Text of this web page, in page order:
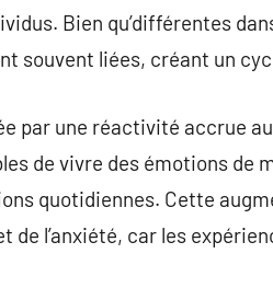
Bien qu’différentes
souvent liées, créant un
par une réactivité accrue
de vivre des émotions de
quotidiennes. Cette
de l’anxiété, car les